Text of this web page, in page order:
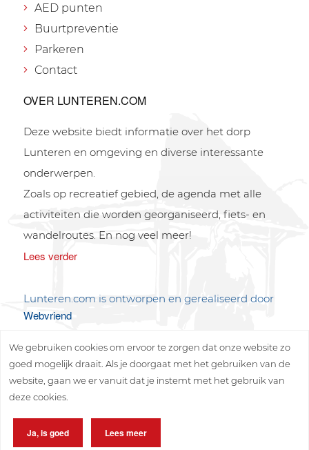
AED punten
Buurtpreventie
Parkeren
Contact
OVER LUNTEREN.COM
Deze website biedt informatie over het dorp
Lunteren en omgeving en diverse interessante
onderwerpen.
Zoals op recreatief gebied, de agenda met alle
activiteiten die worden georganiseerd, fiets- en
wandelroutes. En nog veel meer!
Lees verder
Lunteren.com is ontworpen en gerealiseerd door
Webvriend
We gebruiken cookies om ervoor te zorgen dat onze website zo
goed mogelijk draait. Als je doorgaat met het gebruiken van de
website, gaan we er vanuit dat je instemt met het gebruik van
deze cookies.
Ja, is goed Lees meer